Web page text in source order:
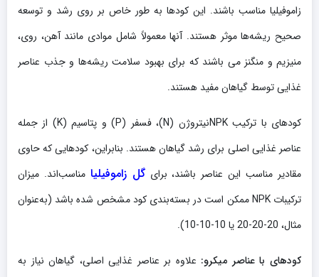
زاموفیلیا مناسب باشند. این کودها به طور خاص بر روی رشد و توسعه
صحیح ریشه‌ها موثر هستند. آنها معمولاً شامل موادی مانند آهن، روی،
منیزیم و منگنز می باشند که برای بهبود سلامت ریشه‌ها و جذب عناصر
غذایی توسط گیاهان مفید هستند.
کودهای با ترکیب NPKنیتروژن (N)، فسفر (P) و پتاسیم (K) از جمله
عناصر غذایی اصلی برای رشد گیاهان هستند. بنابراین، کودهایی که حاوی
مقادیر مناسب این عناصر باشند، برایگل زاموفیلیا مناسب‌اند. میزان
ترکیبات NPK ممکن است در بسته‌بندی کود مشخص شده باشد (به‌عنوان
مثال، 20-20-20 یا 10-10-10).
کودهای با عناصر میکرو: علاوه بر عناصر غذایی اصلی، گیاهان نیاز به